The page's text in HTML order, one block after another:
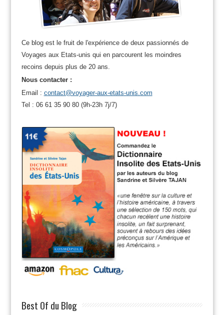
Ce blog est le fruit de l'expérience de deux passionnés de
Voyages aux Etats-unis qui en parcourent les moindres
recoins depuis plus de 20 ans.
Nous contacter :
Email : contact@voyager-aux-etats-unis.com
Tel : 06 61 35 90 80 (9h-23h 7j/7)
Best Of du Blog